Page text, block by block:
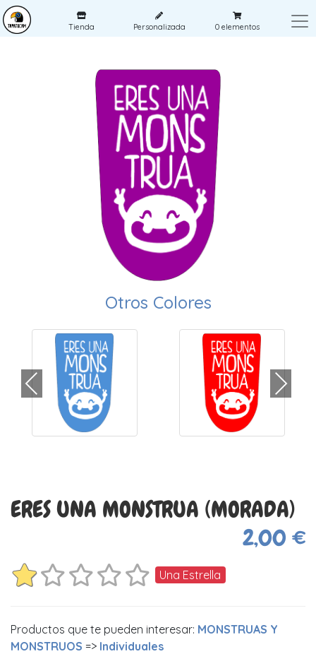
Tienda Personalizada 0elementos
Otros Colores
ERES UNA MONSTRUA (MORADA)
2,00 €
Una Estrella
Productos que te pueden interesar: MONSTRUAS Y
MONSTRUOS => Individuales